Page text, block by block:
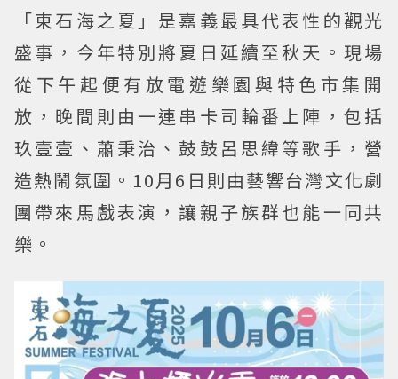
「東石海之夏」是嘉義最具代表性的觀光
盛事，今年特別將夏日延續至秋天。現場
從下午起便有放電遊樂園與特色市集開
放，晚間則由一連串卡司輪番上陣，包括
玖壹壹、蕭秉治、鼓鼓呂思緯等歌手，營
造熱鬧氛圍。10月6日則由藝響台灣文化劇
團帶來馬戲表演，讓親子族群也能一同共
樂。